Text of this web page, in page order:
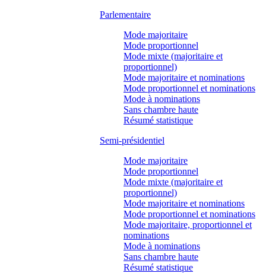
Parlementaire
Mode majoritaire
Mode proportionnel
Mode mixte (majoritaire et
proportionnel)
Mode majoritaire et nominations
Mode proportionnel et nominations
Mode à nominations
Sans chambre haute
Résumé statistique
Semi-présidentiel
Mode majoritaire
Mode proportionnel
Mode mixte (majoritaire et
proportionnel)
Mode majoritaire et nominations
Mode proportionnel et nominations
Mode majoritaire, proportionnel et
nominations
Mode à nominations
Sans chambre haute
Résumé statistique